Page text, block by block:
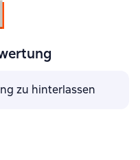
zu hinterlassen